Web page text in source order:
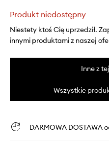
Produkt niedostępny
Niestety ktoś Cię uprzedził.
innymi produktami z naszej
Inne z
Wszystkie
DARMOWA DOSTAWA